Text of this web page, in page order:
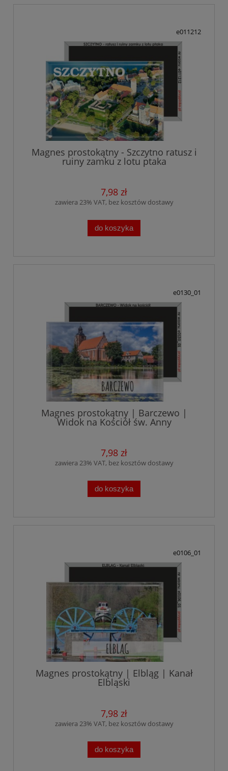
e011212
Magnes prostokątny - Szczytno ratusz i
ruiny zamku z lotu ptaka
7,98 zł
zawiera 23% VAT, bez kosztów dostawy
do koszyka
e0130_01
Magnes prostokątny | Barczewo |
Widok na Kościół św. Anny
7,98 zł
zawiera 23% VAT, bez kosztów dostawy
do koszyka
e0106_01
Magnes prostokątny | Elbląg | Kanał
Elbląski
7,98 zł
zawiera 23% VAT, bez kosztów dostawy
do koszyka